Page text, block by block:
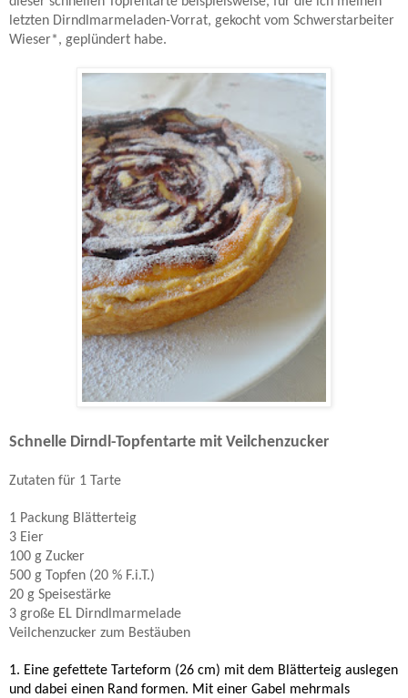
letzten Dirndlmarmeladen-Vorrat, gekocht vom Schwerstarbeiter
Wieser*, geplündert habe.
Schnelle Dirndl-Topfentarte mit Veilchenzucker
Zutaten für 1 Tarte
1 Packung Blätterteig
3 Eier
100 g Zucker
500 g Topfen (20 % F.i.T.)
20 g Speisestärke
3 große EL Dirndlmarmelade
Veilchenzucker zum Bestäuben
1. Eine gefettete Tarteform (26 cm) mit dem Blätterteig auslegen
und dabei einen Rand formen. Mit einer Gabel mehrmals